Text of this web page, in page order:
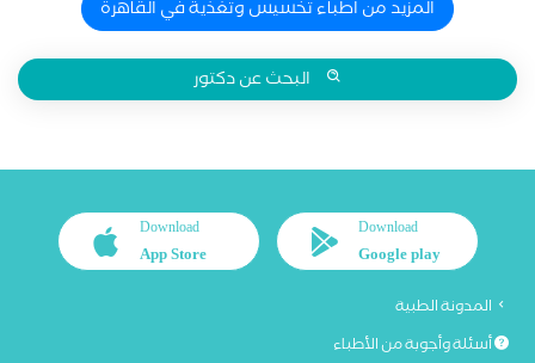
المزيد من اطباء تخسيس وتغذية في القاهرة
البحث عن دكتور
Download
Google play
Download
App Store
المدونة الطبية
أسئلة وأجوبة من الأطباء